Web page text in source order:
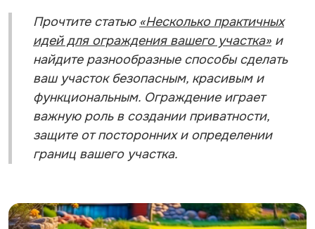
Прочтите статью «Несколько практичных
идей для ограждения вашего участка» и
найдите разнообразные способы сделать
ваш участок безопасным, красивым и
функциональным. Ограждение играет
важную роль в создании приватности,
защите от посторонних и определении
границ вашего участка.